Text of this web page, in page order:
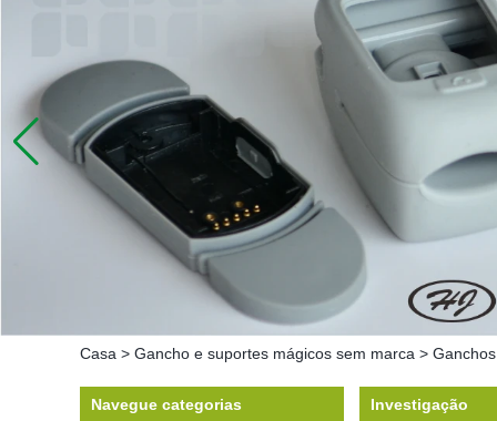
Casa > Gancho e suportes mágicos sem marca >
Navegue categorias Investigação